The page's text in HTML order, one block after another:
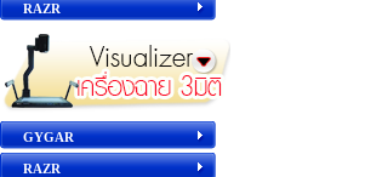
RAZR
GYGAR
RAZR